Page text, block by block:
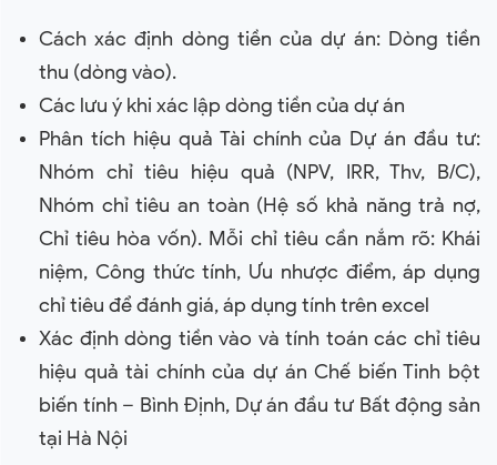
Cách xác định dòng tiền của dự án: Dòng tiền
thu (dòng vào).
Các lưu ý khi xác lập dòng tiền của dự án
Phân tích hiệu quả Tài chính của Dự án đầu tư:
Nhóm chỉ tiêu hiệu quả (NPV, IRR, Thv, B/C),
Nhóm chỉ tiêu an toàn (Hệ số khả năng trả nợ,
Chỉ tiêu hòa vốn). Mỗi chỉ tiêu cần nắm rõ: Khái
niệm, Công thức tính, Ưu nhược điểm, áp dụng
chỉ tiêu để đánh giá, áp dụng tính trên excel
Xác định dòng tiền vào và tính toán các chỉ tiêu
hiệu quả tài chính của dự án Chế biến Tinh bột
biến tính – Bình Định, Dự án đầu tư Bất động sản
tại Hà Nội